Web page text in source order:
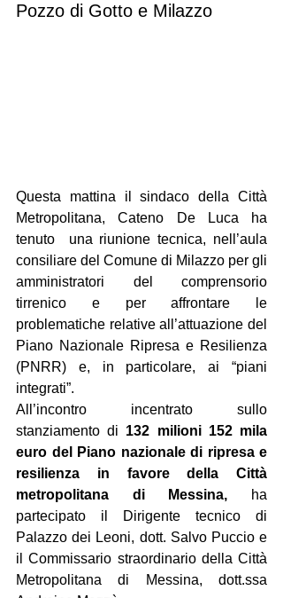
Pozzo di Gotto e Milazzo
Questa mattina il sindaco della Città
Metropolitana, Cateno De Luca ha
tenuto  una riunione tecnica, nell’aula
consiliare del Comune di Milazzo per gli
amministratori del comprensorio
tirrenico e per affrontare le
problematiche relative all’attuazione del
Piano Nazionale Ripresa e Resilienza
(PNRR) e, in particolare, ai “piani
integrati”.
All’incontro incentrato sullo
stanziamento di 132 milioni 152 mila
euro del Piano nazionale di ripresa e
resilienza in favore della Città
metropolitana di Messina,
ha
partecipato il Dirigente tecnico di
Palazzo dei Leoni, dott. Salvo Puccio e
il Commissario straordinario della Città
Metropolitana di Messina, dott.ssa